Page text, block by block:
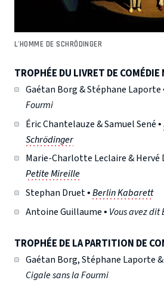
L'HOMME DE SCHRÖDINGER
TROPHÉE DU LIVRET DE COMÉDIE
Gaétan Borg & Stéphane Laporte
Fourmi
Éric Chantelauze & Samuel Sené •
Schrödinger
Marie-Charlotte Leclaire & Hervé
Petite Mireille
Stephan Druet •Berlin Kabarett
Antoine Guillaume • Vous avez dit
TROPHÉE DE LA PARTITION DE
Gaétan Borg, Stéphane Laporte
Cigale sans la Fourmi